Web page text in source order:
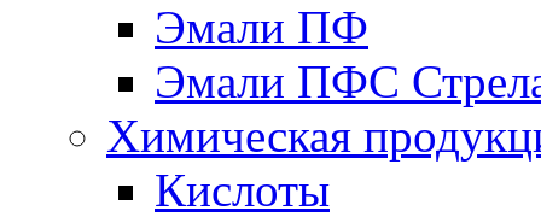
Эмали ПФ
Эмали ПФС
Химическая
Кислоты